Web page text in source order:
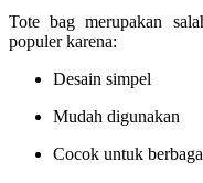
Tote bag merupakan
populer karena:
Desain simpel
Mudah digunakan
Cocok untuk